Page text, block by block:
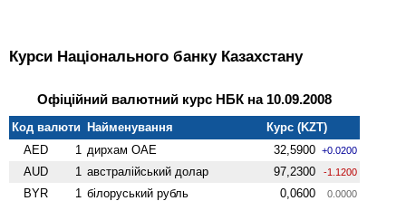
Курси Національного банку Казахстану
Офіційний валютний курс НБК на 10.09.2008
Код валюти Найменування
Курс (KZT)
AED
1 дирхам ОАЕ 32,5900 +0.0200
AUD 1 австралійський долар 97,2300 -1.1200
BYR 1 білоруський рубль 0,0600 0.0000